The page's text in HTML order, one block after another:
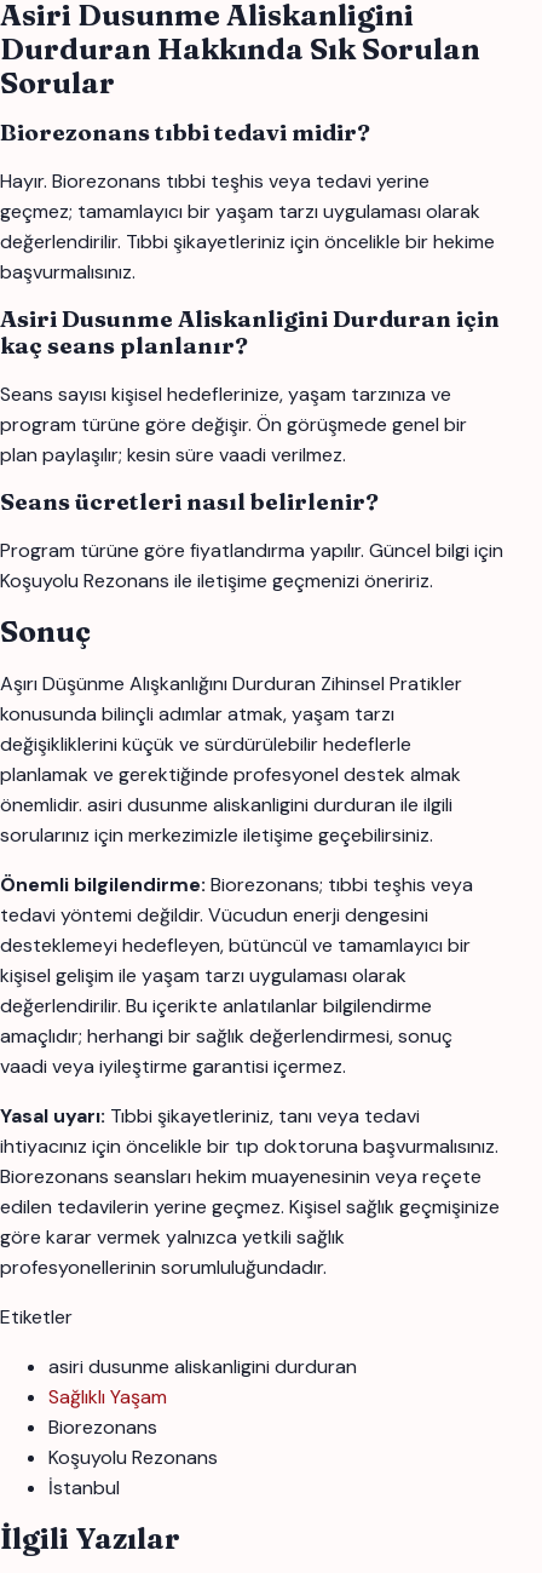
Asiri Dusunme Aliskanligini
Durduran Hakkında Sık Sorulan
Sorular
Biorezonans tıbbi tedavi midir?
Hayır. Biorezonans tıbbi teşhis veya tedavi yerine
geçmez; tamamlayıcı bir yaşam tarzı uygulaması olarak
değerlendirilir. Tıbbi şikayetleriniz için öncelikle bir hekime
başvurmalısınız.
Asiri Dusunme Aliskanligini Durduran için
kaç seans planlanır?
Seans sayısı kişisel hedeflerinize, yaşam tarzınıza ve
program türüne göre değişir. Ön görüşmede genel bir
plan paylaşılır; kesin süre vaadi verilmez.
Seans ücretleri nasıl belirlenir?
Program türüne göre fiyatlandırma yapılır. Güncel bilgi için
Koşuyolu Rezonans ile iletişime geçmenizi öneririz.
Sonuç
Aşırı Düşünme Alışkanlığını Durduran Zihinsel Pratikler
konusunda bilinçli adımlar atmak, yaşam tarzı
değişikliklerini küçük ve sürdürülebilir hedeflerle
planlamak ve gerektiğinde profesyonel destek almak
önemlidir. asiri dusunme aliskanligini durduran ile ilgili
sorularınız için merkezimizle iletişime geçebilirsiniz.
Önemli bilgilendirme: Biorezonans; tıbbi teşhis veya
tedavi yöntemi değildir. Vücudun enerji dengesini
desteklemeyi hedefleyen, bütüncül ve tamamlayıcı bir
kişisel gelişim ile yaşam tarzı uygulaması olarak
değerlendirilir. Bu içerikte anlatılanlar bilgilendirme
amaçlıdır; herhangi bir sağlık değerlendirmesi, sonuç
vaadi veya iyileştirme garantisi içermez.
Yasal uyarı: Tıbbi şikayetleriniz, tanı veya tedavi
ihtiyacınız için öncelikle bir tıp doktoruna başvurmalısınız.
Biorezonans seansları hekim muayenesinin veya reçete
edilen tedavilerin yerine geçmez. Kişisel sağlık geçmişinize
göre karar vermek yalnızca yetkili sağlık
profesyonellerinin sorumluluğundadır.
Etiketler
asiri dusunme aliskanligini durduran
Sağlıklı Yaşam
Biorezonans
Koşuyolu Rezonans
İstanbul
İlgili Yazılar